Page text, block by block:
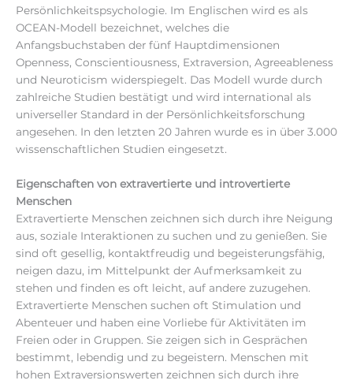
Persönlichkeitspsychologie. Im Englischen wird es als
OCEAN-Modell bezeichnet, welches die
Anfangsbuchstaben der fünf Hauptdimensionen
Openness, Conscientiousness, Extraversion, Agreeableness
und Neuroticism widerspiegelt. Das Modell wurde durch
zahlreiche Studien bestätigt und wird international als
universeller Standard in der Persönlichkeitsforschung
angesehen. In den letzten 20 Jahren wurde es in über 3.000
wissenschaftlichen Studien eingesetzt.
Eigenschaften von extravertierte und introvertierte
Menschen
Extravertierte Menschen zeichnen sich durch ihre Neigung
aus, soziale Interaktionen zu suchen und zu genießen. Sie
sind oft gesellig, kontaktfreudig und begeisterungsfähig,
neigen dazu, im Mittelpunkt der Aufmerksamkeit zu
stehen und finden es oft leicht, auf andere zuzugehen.
Extravertierte Menschen suchen oft Stimulation und
Abenteuer und haben eine Vorliebe für Aktivitäten im
Freien oder in Gruppen. Sie zeigen sich in Gesprächen
bestimmt, lebendig und zu begeistern. Menschen mit
hohen Extraversionswerten zeichnen sich durch ihre